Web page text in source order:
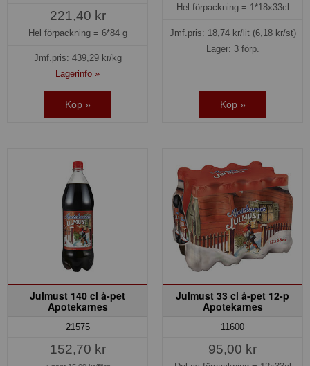
221,40 kr
Hel förpackning = 6*84 g
Jmf.pris: 439,29kr/kg
Lagerinfo »
Köp »
Hel förpackning = 1*18x33cl
Jmf.pris: 18,74kr/lit (6,18 kr/st)
Lager: 3 förp.
Köp »
Julmust 140 cl å-pet
Apotekarnes
21575
152,70 kr
Julmust 33 cl å-pet 12-p
Apotekarnes
11600
95,00 kr